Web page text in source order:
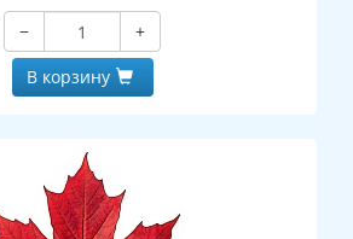
−
+
В корзину